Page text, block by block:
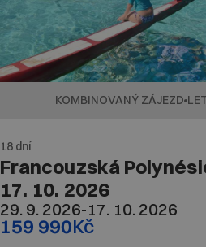
KOMBINOVANÝ ZÁJEZD
18 dní
Francouzská
17. 10. 2026
29. 9. 2026-17. 10. 2026
159 990Kč